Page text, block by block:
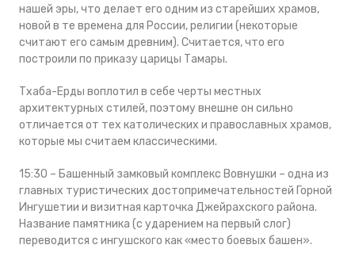
нашей эры, что делает его одним из старейших храмов,
новой в те времена для России, религии (некоторые
считают его самым древним). Считается, что его
построили по приказу царицы Тамары.
Тхаба-Ерды воплотил в себе черты местных
архитектурных стилей, поэтому внешне он сильно
отличается от тех католических и православных храмов,
которые мы считаем классическими.
15:30 – Башенный замковый комплекс Вовнушки – одна из
главных туристических достопримечательностей Горной
Ингушетии и визитная карточка Джейрахского района.
Название памятника (с ударением на первый слог)
переводится с ингушского как «место боевых башен».